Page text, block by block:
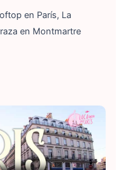
en París, La
en Montmartre